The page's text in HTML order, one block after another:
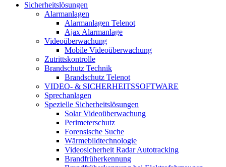
Sicherheitslösungen
Alarmanlagen
Alarmanlagen Telenot
Ajax Alarmanlage
Videoüberwachung
Mobile Videoüberwachung
Zutrittskontrolle
Brandschutz Technik
Brandschutz Telenot
VIDEO- & SICHERHEITSSOFTWARE
Sprechanlagen
Spezielle Sicherheitslösungen
Solar Videoüberwachung
Perimeterschutz
Forensische Suche
Wärmebildtechnologie
Videosicherheit Radar Autotracking​
Brandfrüherkennung